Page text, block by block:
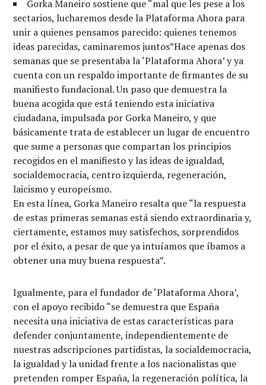
Gorka Maneiro sostiene que “mal que les pese a los
sectarios, lucharemos desde la Plataforma Ahora para
unir a quienes pensamos parecido: quienes tenemos
ideas parecidas, caminaremos juntos”Hace apenas dos
semanas que se presentaba la ‘Plataforma Ahora’ y ya
cuenta con un respaldo importante de firmantes de su
manifiesto fundacional. Un paso que demuestra la
buena acogida que está teniendo esta iniciativa
ciudadana, impulsada por Gorka Maneiro, y que
básicamente trata de establecer un lugar de encuentro
que sume a personas que compartan los principios
recogidos en el manifiesto y las ideas de igualdad,
socialdemocracia, centro izquierda, regeneración,
laicismo y europeísmo.
En esta línea, Gorka Maneiro resalta que “la respuesta
de estas primeras semanas está siendo extraordinaria y,
ciertamente, estamos muy satisfechos, sorprendidos
por el éxito, a pesar de que ya intuíamos que íbamos a
obtener una muy buena respuesta”.
Igualmente, para el fundador de ‘Plataforma Ahora’,
con el apoyo recibido “se demuestra que España
necesita una iniciativa de estas características para
defender conjuntamente, independientemente de
nuestras adscripciones partidistas, la socialdemocracia,
la igualdad y la unidad frente a los nacionalistas que
pretenden romper España, la regeneración política, la